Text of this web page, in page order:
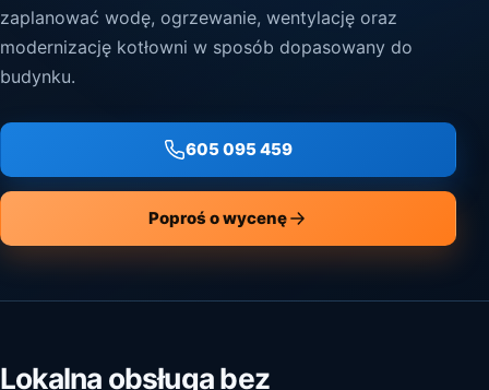
zaplanować wodę, ogrzewanie, wentylację oraz
modernizację kotłowni w sposób dopasowany do
budynku.
605 095 459
Poproś o wycenę
Lokalna obsługa bez